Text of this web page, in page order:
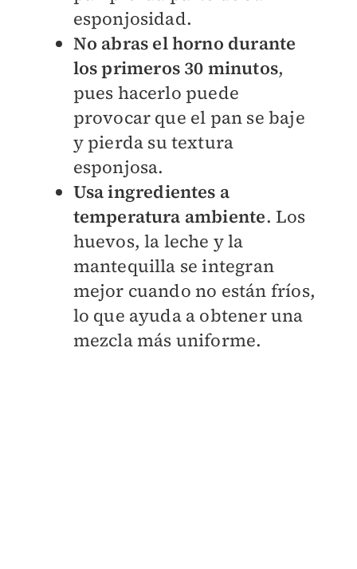
esponjosidad.
No abras el horno durante
los primeros 30 minutos,
pues hacerlo puede
provocar que el pan se baje
y pierda su textura
esponjosa.
Usa ingredientes a
temperatura ambiente. Los
huevos, la leche y la
mantequilla se integran
mejor cuando no están fríos,
lo que ayuda a obtener una
mezcla más uniforme.